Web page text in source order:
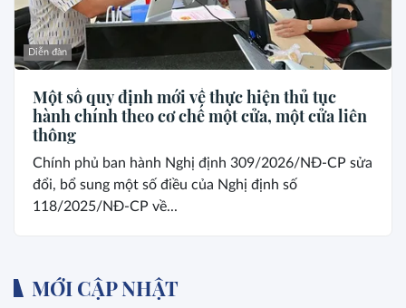
Diễn đàn
Một số quy định mới về thực hiện thủ tục
hành chính theo cơ chế một cửa, một cửa liên
thông
Chính phủ ban hành Nghị định 309/2026/NĐ-CP sửa
đổi, bổ sung một số điều của Nghị định số
118/2025/NĐ-CP về...
MỚI CẬP NHẬT